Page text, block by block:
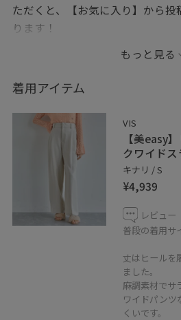
ただくと、【お気に入り】から
ります！
もっと見る
着用アイテム
VIS
【美easy
クワイド
キナリ / S
¥4,939
レビュー
普段の着用サ
丈はヒールを
ました。
麻調素材でサ
ワイドパンツ
くいです。